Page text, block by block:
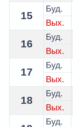
15
Буд.
Вых.
16
Буд.
Вых.
17
Буд.
Вых.
18
Буд.
Вых.
Буд.